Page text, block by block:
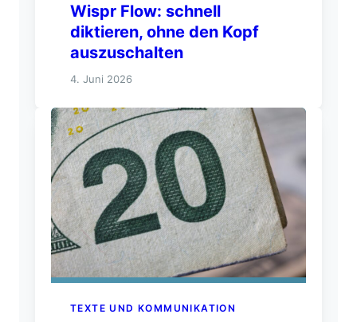
Wispr Flow: schnell
diktieren, ohne den Kopf
auszuschalten
4. Juni 2026
TEXTE UND KOMMUNIKATION